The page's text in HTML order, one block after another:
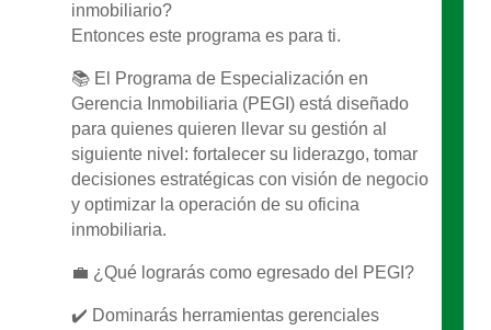
inmobiliario?
Entonces este programa es para ti.
📚 El Programa de Especialización en
Gerencia Inmobiliaria (PEGI) está diseñado
para quienes quieren llevar su gestión al
siguiente nivel: fortalecer su liderazgo, tomar
decisiones estratégicas con visión de negocio
y optimizar la operación de su oficina
inmobiliaria.
💼 ¿Qué lograrás como egresado del PEGI?
✔️ Dominarás herramientas gerenciales